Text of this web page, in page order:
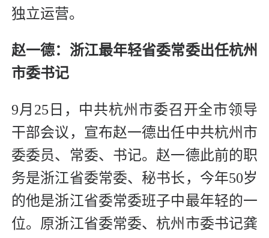
独立运营。
赵一德： 浙江最年轻省委常委出任杭州
市委书记
9月25日，中共杭州市委召开全市领导
干部会议，宣布赵一德出任中共杭州市
委委员、常委、书记。赵一德此前的职
务是浙江省委常委、秘书长，今年50岁
的他是浙江省委常委班子中最年轻的一
位。原浙江省委常委、杭州市委书记龚